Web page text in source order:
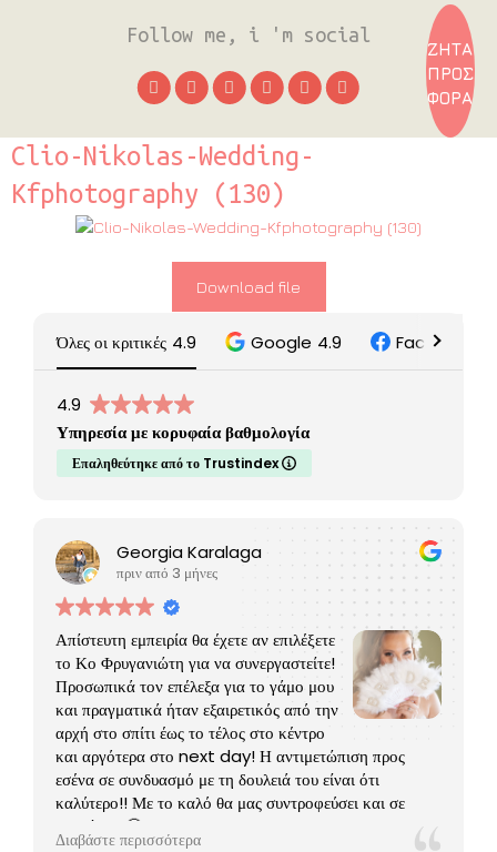
Follow me, i 'm social
ΖΗΤΑ
ΠΡΟΣ
ΦΟΡΑ
Clio-Nikolas-Wedding-
Kfphotography (130)
Download file
Όλες οι κριτικές 4.9 Google 4.9 Facebook
4.9
Υπηρεσία με κορυφαία βαθμολογία
Επαληθεύτηκε από το Trustindex
Georgia Karalaga
πριν από 3 μήνες
Απίστευτη εμπειρία θα έχετε αν επιλέξετε
το Κο Φρυγανιώτη για να συνεργαστείτε!
Προσωπικά τον επέλεξα για το γάμο μου
και πραγματικά ήταν εξαιρετικός από την
αρχή στο σπίτι έως το τέλος στο κέντρο
και αργότερα στο next day! Η αντιμετώπιση προς
εσένα σε συνδυασμό με τη δουλειά του είναι ότι
καλύτερο!! Με το καλό θα μας συντροφεύσει και σε
βαφτίσεις 🤗
Διαβάστε περισσότερα